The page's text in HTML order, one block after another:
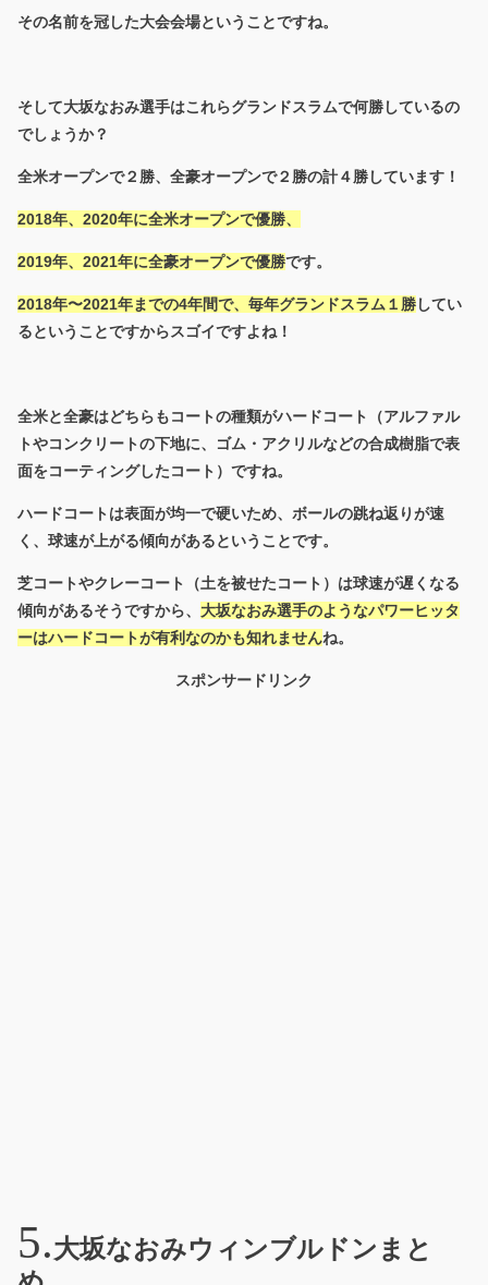
その名前を冠した大会会場ということですね。
そして大坂なおみ選手はこれらグランドスラムで何勝しているの
でしょうか？
全米オープンで２勝、全豪オープンで２勝の計４勝しています！
2018年、2020年に全米オープンで優勝、
2019年、2021年に全豪オープンで優勝です。
2018年〜2021年までの4年間で、毎年グランドスラム１勝してい
るということですからスゴイですよね！
全米と全豪はどちらもコートの種類がハードコート（アルファル
トやコンクリートの下地に、ゴム・アクリルなどの合成樹脂で表
面をコーティングしたコート）ですね。
ハードコートは表面が均一で硬いため、ボールの跳ね返りが速
く、球速が上がる傾向があるということです。
芝コートやクレーコート（土を被せたコート）は球速が遅くなる
傾向があるそうですから、 大坂なおみ選手のようなパワーヒッタ
ーはハードコートが有利なのかも知れませんね。
スポンサードリンク
大坂なおみウィンブルドンまと